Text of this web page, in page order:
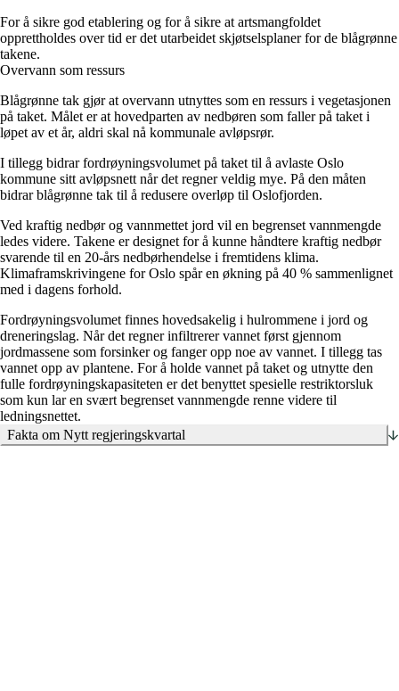
For å sikre god etablering og for å sikre at artsmangfoldet
opprettholdes over tid er det utarbeidet skjøtselsplaner for de blågrønne
takene.
Overvann som ressurs
Blågrønne tak gjør at overvann utnyttes som en ressurs i vegetasjonen
på taket. Målet er at hovedparten av nedbøren som faller på taket i
løpet av et år, aldri skal nå kommunale avløpsrør.
I tillegg bidrar fordrøyningsvolumet på taket til å avlaste Oslo
kommune sitt avløpsnett når det regner veldig mye. På den måten
bidrar blågrønne tak til å redusere overløp til Oslofjorden.
Ved kraftig nedbør og vannmettet jord vil en begrenset vannmengde
ledes videre. Takene er designet for å kunne håndtere kraftig nedbør
svarende til en 20-års nedbørhendelse i fremtidens klima.
Klimaframskrivingene for Oslo spår en økning på 40 % sammenlignet
med i dagens forhold.
Fordrøyningsvolumet finnes hovedsakelig i hulrommene i jord og
dreneringslag. Når det regner infiltrerer vannet først gjennom
jordmassene som forsinker og fanger opp noe av vannet. I tillegg tas
vannet opp av plantene. For å holde vannet på taket og utnytte den
fulle fordrøyningskapasiteten er det benyttet spesielle restriktorsluk
som kun lar en svært begrenset vannmengde renne videre til
ledningsnettet.
Fakta om Nytt regjeringskvartal